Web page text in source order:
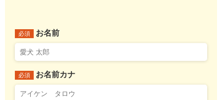
必須 お名前
必須 お名前カナ